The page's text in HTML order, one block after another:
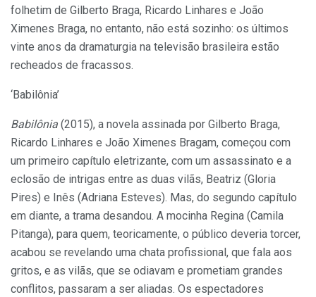
folhetim de Gilberto Braga, Ricardo Linhares e João
Ximenes Braga, no entanto, não está sozinho: os últimos
vinte anos da dramaturgia na televisão brasileira estão
recheados de fracassos.
‘Babilônia’
Babilônia (2015), a novela assinada por Gilberto Braga,
Ricardo Linhares e João Ximenes Bragam, começou com
um primeiro capítulo eletrizante, com um assassinato e a
eclosão de intrigas entre as duas vilãs, Beatriz (Gloria
Pires) e Inês (Adriana Esteves). Mas, do segundo capítulo
em diante, a trama desandou. A mocinha Regina (Camila
Pitanga), para quem, teoricamente, o público deveria torcer,
acabou se revelando uma chata profissional, que fala aos
gritos, e as vilãs, que se odiavam e prometiam grandes
conflitos, passaram a ser aliadas. Os espectadores